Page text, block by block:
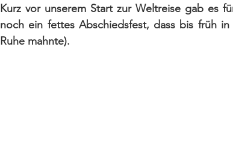
Kurz vor unserem Start zur Weltreise gab es
noch ein fettes Abschiedsfest, dass bis früh
Ruhe mahnte).